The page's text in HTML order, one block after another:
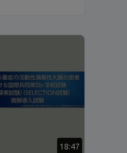
18:47